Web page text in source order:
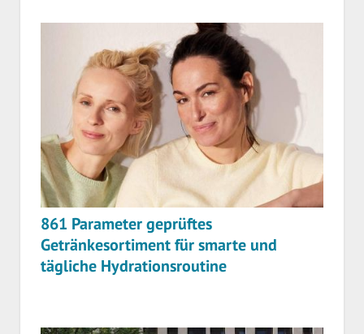
861 Parameter geprüftes
Getränkesortiment für smarte und
tägliche Hydrationsroutine